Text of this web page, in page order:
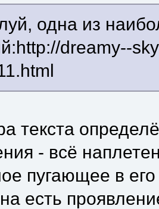
одна из
dreamy--
текста
- всё
пугающее в его
есть